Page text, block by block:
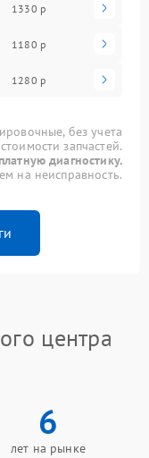
1330 р
1180 р
1280 р
без учета
стоимости запчастей.
диагностику.
на неисправность.
центра
6
лет на рынке